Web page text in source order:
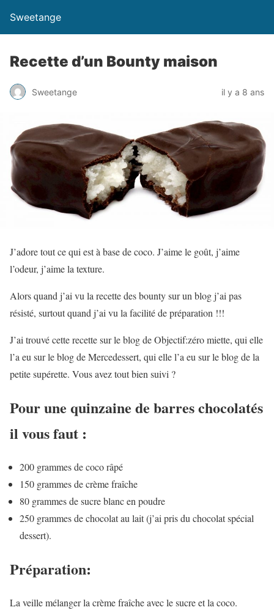
Sweetange
Recette d’un Bounty maison
Sweetange il y a 8 ans
J’adore tout ce qui est à base de coco. J’aime le goût, j’aime
l’odeur, j’aime la texture.
Alors quand j’ai vu la recette des bounty sur un blog j’ai pas
résisté, surtout quand j’ai vu la facilité de préparation !!!
J’ai trouvé cette recette sur le blog de Objectif:zéro miette, qui elle
l’a eu sur le blog de Mercedessert, qui elle l’a eu sur le blog de la
petite supérette. Vous avez tout bien suivi ?
Pour une quinzaine de barres chocolatés
il vous faut :
200 grammes de coco râpé
150 grammes de crème fraîche
80 grammes de sucre blanc en poudre
250 grammes de chocolat au lait (j’ai pris du chocolat spécial
dessert).
Préparation:
La veille mélanger la crème fraîche avec le sucre et la coco.